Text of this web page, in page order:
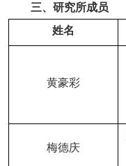
三、研究所成员
姓名
黄豪彩
梅德庆